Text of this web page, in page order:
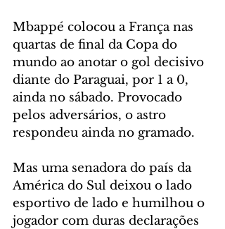
Mbappé colocou a França nas
quartas de final da Copa do
mundo ao anotar o gol decisivo
diante do Paraguai, por 1 a 0,
ainda no sábado. Provocado
pelos adversários, o astro
respondeu ainda no gramado.
Mas uma senadora do país da
América do Sul deixou o lado
esportivo de lado e humilhou o
jogador com duras declarações